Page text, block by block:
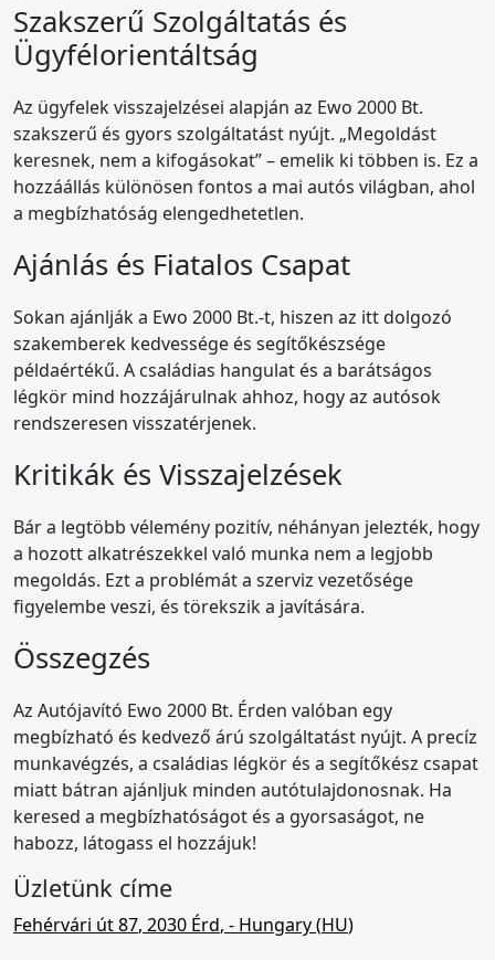
Szakszerű Szolgáltatás és
Ügyfélorientáltság
Az ügyfelek visszajelzései alapján az Ewo 2000 Bt.
szakszerű és gyors szolgáltatást nyújt. „Megoldást
keresnek, nem a kifogásokat” – emelik ki többen is. Ez a
hozzáállás különösen fontos a mai autós világban, ahol
a megbízhatóság elengedhetetlen.
Ajánlás és Fiatalos Csapat
Sokan ajánlják a Ewo 2000 Bt.-t, hiszen az itt dolgozó
szakemberek kedvessége és segítőkészsége
példaértékű. A családias hangulat és a barátságos
légkör mind hozzájárulnak ahhoz, hogy az autósok
rendszeresen visszatérjenek.
Kritikák és Visszajelzések
Bár a legtöbb vélemény pozitív, néhányan jelezték, hogy
a hozott alkatrészekkel való munka nem a legjobb
megoldás. Ezt a problémát a szerviz vezetősége
figyelembe veszi, és törekszik a javítására.
Összegzés
Az Autójavító Ewo 2000 Bt. Érden valóban egy
megbízható és kedvező árú szolgáltatást nyújt. A precíz
munkavégzés, a családias légkör és a segítőkész csapat
miatt bátran ajánljuk minden autótulajdonosnak. Ha
keresed a megbízhatóságot és a gyorsaságot, ne
habozz, látogass el hozzájuk!
Üzletünk címe
Fehérvári út 87, 2030 Érd, - Hungary (HU)